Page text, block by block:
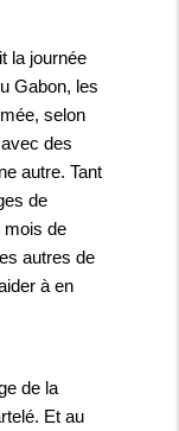
la journée
Gabon, les
selon
des
autre. Tant
de
mois de
autres de
à en
de la
Et au